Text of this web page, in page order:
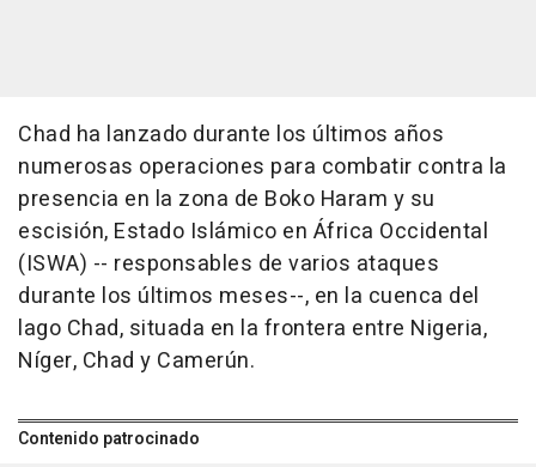
Chad ha lanzado durante los últimos años
numerosas operaciones para combatir contra la
presencia en la zona de Boko Haram y su
escisión, Estado Islámico en África Occidental
(ISWA) -- responsables de varios ataques
durante los últimos meses--, en la cuenca del
lago Chad, situada en la frontera entre Nigeria,
Níger, Chad y Camerún.
Contenido patrocinado